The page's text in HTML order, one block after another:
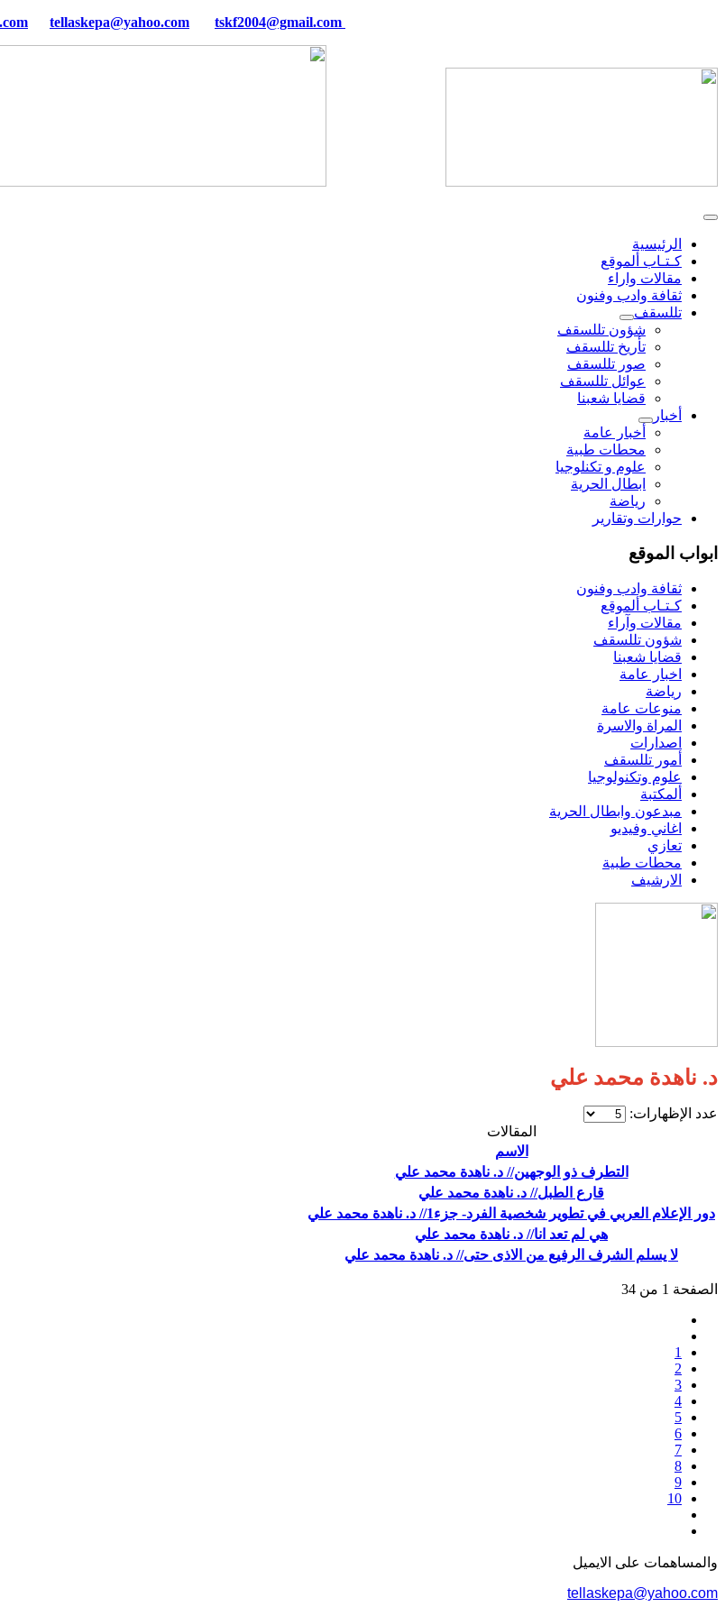
tellaskepa@yahoo.com tskf2004@gmail.com
الرئيسية
كـتـاب ألموقع
مقالات واراء
ثقافة وادب وفنون
تللسقف
شؤون تللسقف
تأريخ تللسقف
صور تللسقف
عوائل تللسقف
قضايا شعبنا
أخبار
أخبار عامة
محطات طبية
علوم و تکنلوجیا
ابطال الحرية
رياضة
حوارات وتقارير
ابواب الموقع
ثقافة وادب وفنون
كـتـاب ألموقع
مقالات وآراء
شؤون تللسقف
قضايا شعبنا
اخبار عامة
رياضة
منوعات عامة
المراة والاسرة
اصدارات
أمور تللسقف
علوم وتكنولوجيا
ألمكتبة
مبدعون وابطال الحرية
اغاني وفيديو
تعازي
محطات طبية
الارشيف
د. ناهدة محمد علي
عدد الإظهارات:
المقالات
الاسم
التطرف ذو الوجهين// د. ناهدة محمد علي
قارع الطبل// د. ناهدة محمد علي
دور الإعلام العربي في تطوير شخصية الفرد- جزء1// د. ناهدة محمد علي
هي لم تعد انا// د. ناهدة محمد علي
لا يسلم الشرف الرفيع من الاذى حتى// د. ناهدة محمد علي
الصفحة 1 من 34
1
2
3
4
5
6
7
8
9
10
والمساهمات علی الایمیل
tellaskepa@yahoo.com